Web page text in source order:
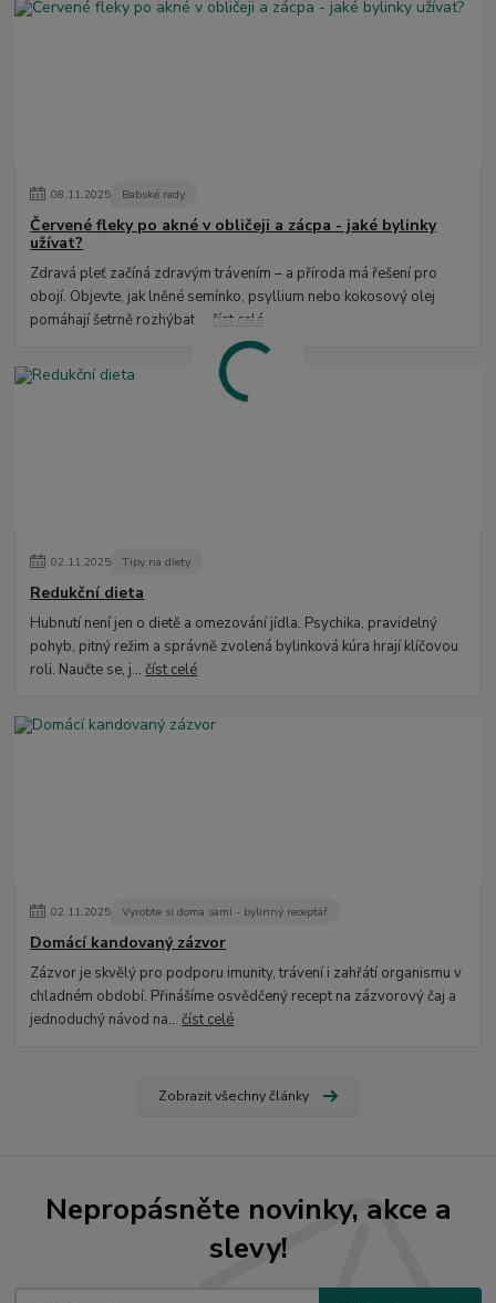
08.11.2025 Babské rady
Červené fleky po akné v obličeji a zácpa - jaké bylinky
užívat?
Zdravá pleť začíná zdravým trávením – a příroda má řešení pro
obojí. Objevte, jak lněné semínko, psyllium nebo kokosový olej
pomáhají šetrně rozhýbat ... číst celé
02.11.2025 Tipy na diety
Redukční dieta
Hubnutí není jen o dietě a omezování jídla. Psychika, pravidelný
pohyb, pitný režim a správně zvolená bylinková kúra hrají klíčovou
roli. Naučte se, j...číst celé
02.11.2025 Vyrobte si doma sami - bylinný receptář
Domácí kandovaný zázvor
Zázvor je skvělý pro podporu imunity, trávení i zahřátí organismu v
chladném období. Přinášíme osvědčený recept na zázvorový čaj a
jednoduchý návod na...číst celé
Zobrazit všechny články
Nepropásněte novinky, akce a
slevy!